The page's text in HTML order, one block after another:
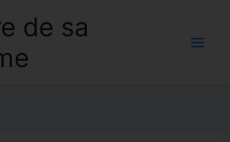
de sa